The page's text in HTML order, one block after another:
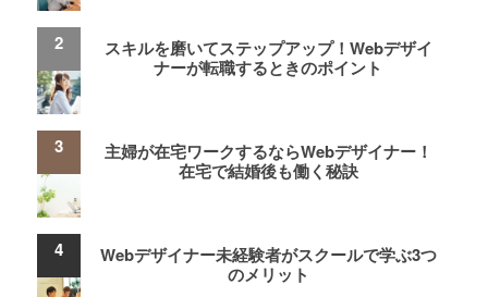
スキルを磨いてステップアップ！Webデザイ
ナーが転職するときのポイント
主婦が在宅ワークするならWebデザイナー！
在宅で結婚後も働く秘訣
Webデザイナー未経験者がスクールで学ぶ3つ
のメリット